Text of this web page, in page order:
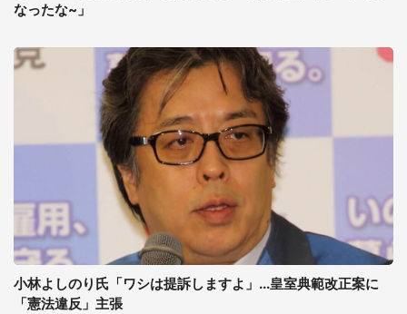
なったな~」
小林よしのり氏「ワシは提訴しますよ」...皇室典範改正案に
「憲法違反」主張